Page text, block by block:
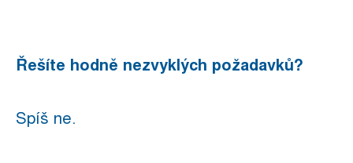
Řešíte hodně nezvyklých požadavků?
Spíš ne.